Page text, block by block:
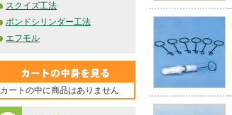
スクイズ工法
ボンドシリンダー工法
エフモル
カートの中に商品はありません